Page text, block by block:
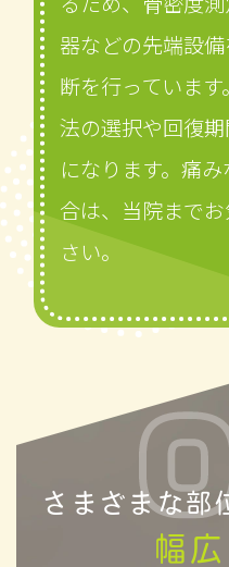
器などの先端設
断を行っていま
法の選択や回復
になります。痛
合は、当院まで
さい。
さまざまな部
幅